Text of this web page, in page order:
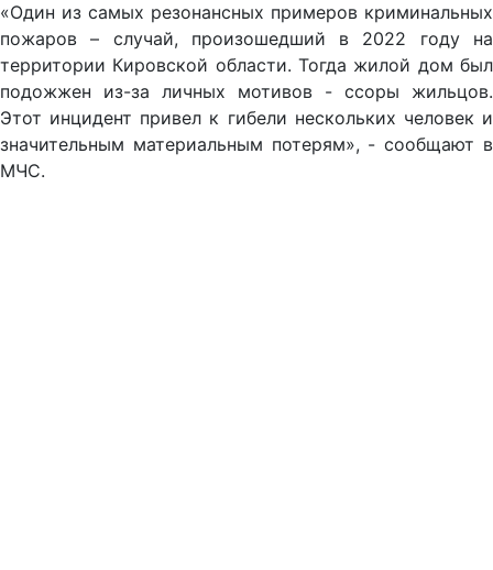
«Один из самых резонансных примеров криминальных
пожаров – случай, произошедший в 2022 году на
территории Кировской области. Тогда жилой дом был
подожжен из-за личных мотивов - ссоры жильцов.
Этот инцидент привел к гибели нескольких человек и
значительным материальным потерям», - сообщают в
МЧС.